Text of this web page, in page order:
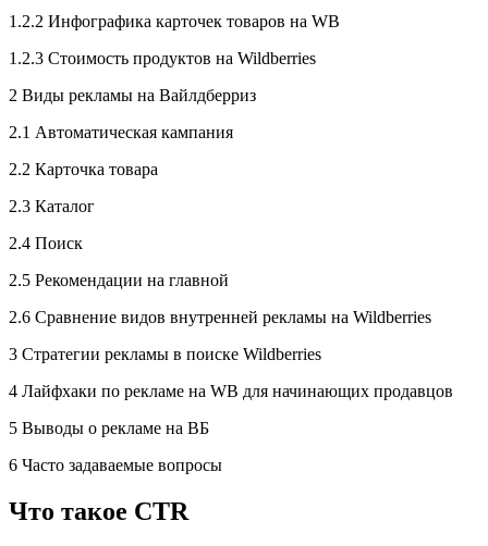
1.2.2 Инфографика карточек товаров на WB
1.2.3 Стоимость продуктов на Wildberries
2 Виды рекламы на Вайлдберриз
2.1 Автоматическая кампания
2.2 Карточка товара
2.3 Каталог
2.4 Поиск
2.5 Рекомендации на главной
2.6 Сравнение видов внутренней рекламы на Wildberries
3 Стратегии рекламы в поиске Wildberries
4 Лайфхаки по рекламе на WB для начинающих продавцов
5 Выводы о рекламе на ВБ
6 Часто задаваемые вопросы
Что такое CTR